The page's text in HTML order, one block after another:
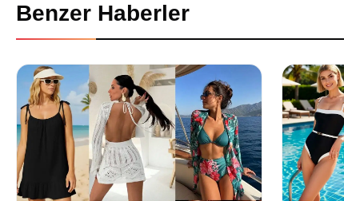
Benzer Haberler